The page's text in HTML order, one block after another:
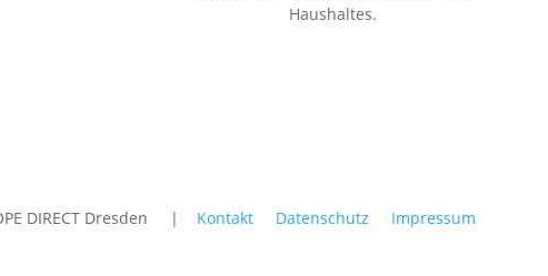
Haushaltes.
DIRECT Dresden | Kontakt Datenschutz Impressum